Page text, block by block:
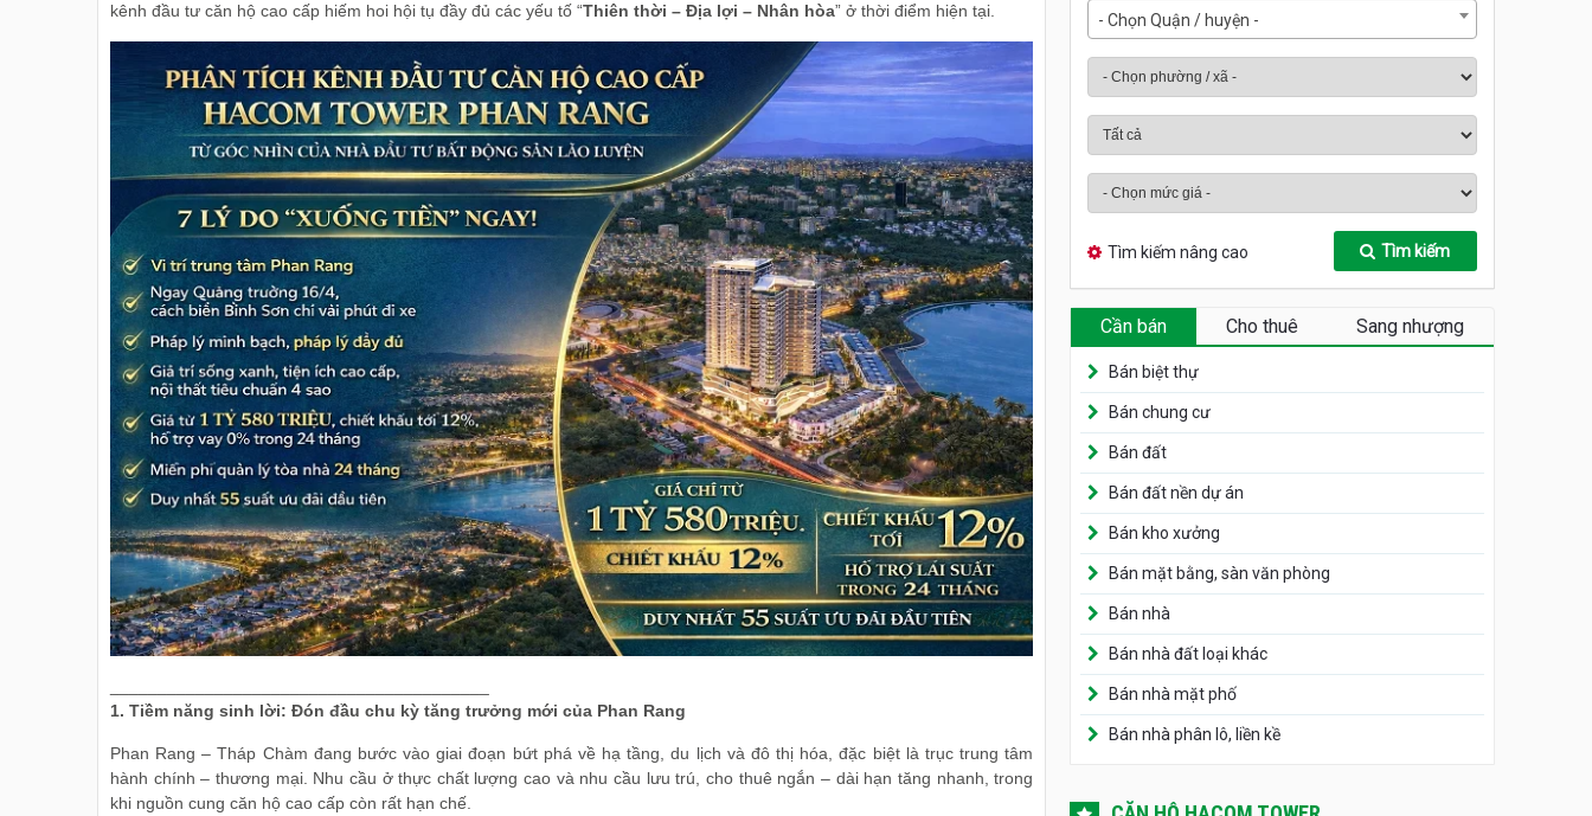
kênh đầu tư căn hộ cao cấp hiếm hoi hội tụ đầy đủ các yếu tố “Thiên thời – Địa lợi – Nhân hòa” ở thời điểm hiện tại.
1. Tiềm năng sinh lời: Đón đầu chu kỳ tăng trưởng mới của Phan Rang
Phan Rang – Tháp Chàm đang bước vào giai đoạn bứt phá về hạ tầng, du lịch và đô thị hóa, đặc biệt là trục trung tâm
hành chính – thương mại. Nhu cầu ở thực chất lượng cao và nhu cầu lưu trú, cho thuê ngắn – dài hạn tăng nhanh, trong
khi nguồn cung căn hộ cao cấp còn rất hạn chế.
- Chọn Quận / huyện -
Tìm kiếm nâng cao Tìm kiếm
Cần bán Cho thuê Sang nhượng
Bán biệt thự
Bán chung cư
Bán đất
Bán đất nền dự án
Bán kho xưởng
Bán mặt bằng, sàn văn phòng
Bán nhà
Bán nhà đất loại khác
Bán nhà mặt phố
Bán nhà phân lô, liền kề